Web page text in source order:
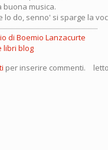
buona musica.
lo do, senno' si sparge la
di Boemio Lanzacurte
libri blog
per inserire commenti.